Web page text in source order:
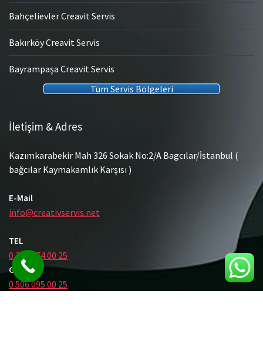
Bahçelievler Creavit Servis
Bakırköy Creavit Servis
Bayrampaşa Creavit Servis
Tüm Servis Bölgeleri
İletişim & Adres
Kazımkarabekir Mah 326 Sokak No:2/A Bagcılar/İstanbul (
bağcılar Kaymakamlık Karşısı )
E-Mail
info@creativservis.net
TEL
0 212 474 00 25
GSM
0 506 095 00 25